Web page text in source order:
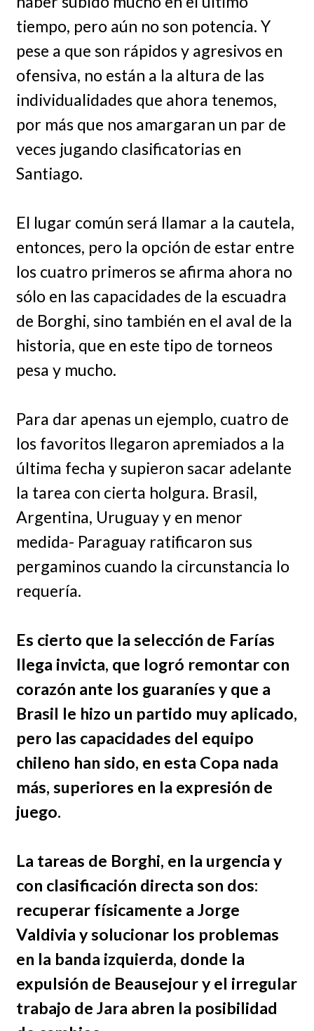
tiempo, pero aún no son potencia. Y
pese a que son rápidos y agresivos en
ofensiva, no están a la altura de las
individualidades que ahora tenemos,
por más que nos amargaran un par de
veces jugando clasificatorias en
Santiago.
El lugar común será llamar a la cautela,
entonces, pero la opción de estar entre
los cuatro primeros se afirma ahora no
sólo en las capacidades de la escuadra
de Borghi, sino también en el aval de la
historia, que en este tipo de torneos
pesa y mucho.
Para dar apenas un ejemplo, cuatro de
los favoritos llegaron apremiados a la
última fecha y supieron sacar adelante
la tarea con cierta holgura. Brasil,
Argentina, Uruguay y en menor
medida- Paraguay ratificaron sus
pergaminos cuando la circunstancia lo
requería.
Es cierto que la selección de Farías
llega invicta, que logró remontar con
corazón ante los guaraníes y que a
Brasil le hizo un partido muy aplicado,
pero las capacidades del equipo
chileno han sido, en esta Copa nada
más, superiores en la expresión de
juego.
La tareas de Borghi, en la urgencia y
con clasificación directa son dos:
recuperar físicamente a Jorge
Valdivia y solucionar los problemas
en la banda izquierda, donde la
expulsión de Beausejour y el irregular
trabajo de Jara abren la posibilidad